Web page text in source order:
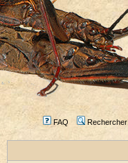
FAQ Rechercher